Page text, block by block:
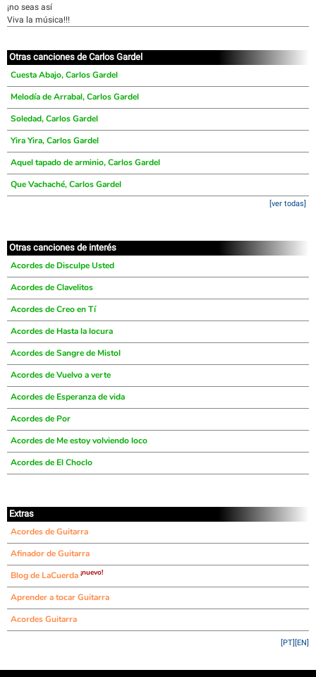
¡no seas así
Viva la música!!!
Otras canciones de Carlos Gardel
Cuesta Abajo, Carlos Gardel
Melodía de Arrabal, Carlos Gardel
Soledad, Carlos Gardel
Yira Yira, Carlos Gardel
Aquel tapado de arminio, Carlos Gardel
Que Vachaché, Carlos Gardel
[ver todas]
Otras canciones de interés
Acordes de Disculpe Usted
Acordes de Clavelitos
Acordes de Creo en Tí
Acordes de Hasta la locura
Acordes de Sangre de Mistol
Acordes de Vuelvo a verte
Acordes de Esperanza de vida
Acordes de Por
Acordes de Me estoy volviendo loco
Acordes de El Choclo
Extras
Acordes de Guitarra
Afinador de Guitarra
Blog de LaCuerda ¡nuevo!
Aprender a tocar Guitarra
Acordes Guitarra
[EN]
[PT]